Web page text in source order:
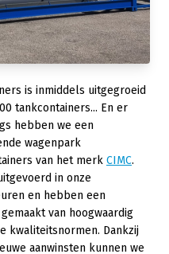
is inmiddels uitgegroeid
tankcontainers... En er
hebben we een
wagenpark
van het merk CIMC.
in onze
en hebben een
van hoogwaardig
kwaliteitsnormen. Dankzij
aanwinsten kunnen we